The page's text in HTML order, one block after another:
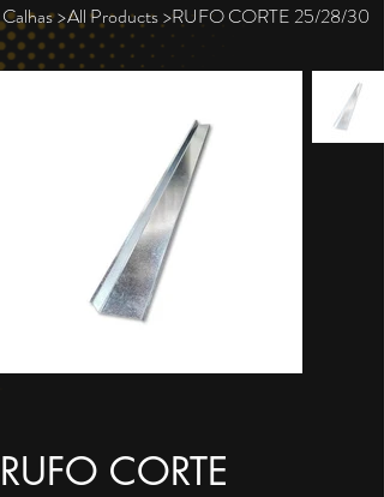
Calhas>All Products>RUFO CORTE 25/28/30
RUFO CORTE